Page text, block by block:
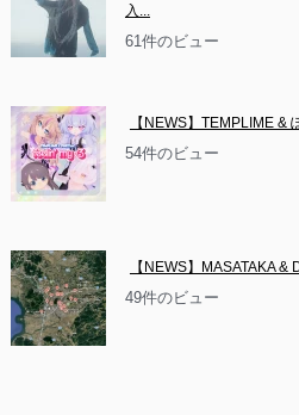
入...
61件のビュー
【NEWS】TEMPLIME &
54件のビュー
【NEWS】MASATAKA &
49件のビュー